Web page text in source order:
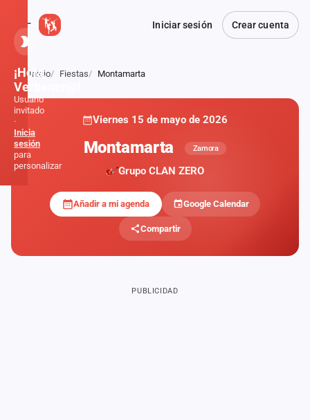
Iniciar sesión Crear cuenta
Atrás
Inicio Fiestas Montamarta
Viernes 15 de mayo de 2026
Montamarta Zamora
Grupo CLAN ZERO
Añadir a mi agenda Google Calendar
Compartir
PUBLICIDAD
¡Hola,
Verbener@!
Usuario
invitado
·
Inicia
sesión
para
personalizar